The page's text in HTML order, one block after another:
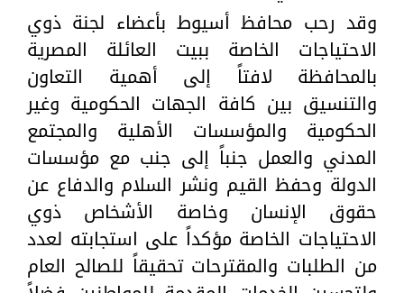
وقد رحب محافظ أسيوط بأعضاء لجنة ذوي
الاحتياجات الخاصة ببيت العائلة المصرية
بالمحافظة لافتاً إلى أهمية التعاون
والتنسيق بين كافة الجهات الحكومية وغير
الحكومية والمؤسسات الأهلية والمجتمع
المدني والعمل جنباً إلى جنب مع مؤسسات
الدولة وحفظ القيم ونشر السلام والدفاع عن
حقوق الإنسان وخاصة الأشخاص ذوي
الاحتياجات الخاصة مؤكداً على استجابته لعدد
من الطلبات والمقترحات تحقيقاً للصالح العام